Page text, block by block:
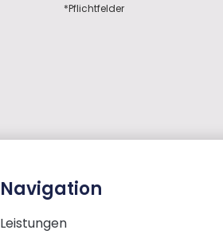
*Pflichtfelder
Navigation
Leistungen